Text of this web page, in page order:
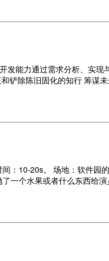
发能力通过需求分析、实现
铲除陈旧固化的知行 筹谋
：10-20s。 场地：软件园
一个水果或者什么东西给